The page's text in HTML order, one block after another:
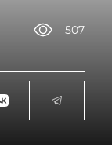
507